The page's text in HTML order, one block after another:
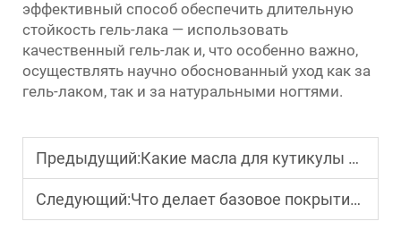
эффективный способ обеспечить длительную
стойкость гель-лака — использовать
качественный гель-лак и, что особенно важно,
осуществлять научно обоснованный уход как за
гель-лаком, так и за натуральными ногтями.
Предыдущий:Какие масла для кутикулы являются лучшими для сухой кутикулы?
Следующий:Что делает базовое покрытие подходящим для чувствительных ногтей?